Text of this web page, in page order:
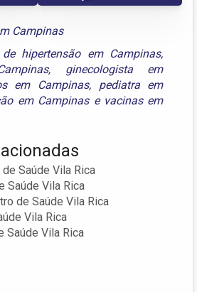
Campinas
hipertensão em Campinas,
, ginecologista em
em Campinas, pediatra em
em Campinase vacinas em
Saúde Vila Rica
Saúde Vila Rica
de Saúde Vila Rica
Vila Rica
Saúde Vila Rica